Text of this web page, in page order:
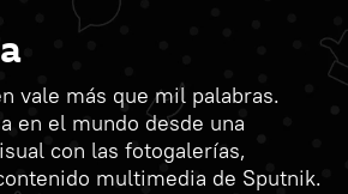
vale más que mil palabras.
en el mundo desde una
con las fotogalerías,
multimedia de Sputnik.